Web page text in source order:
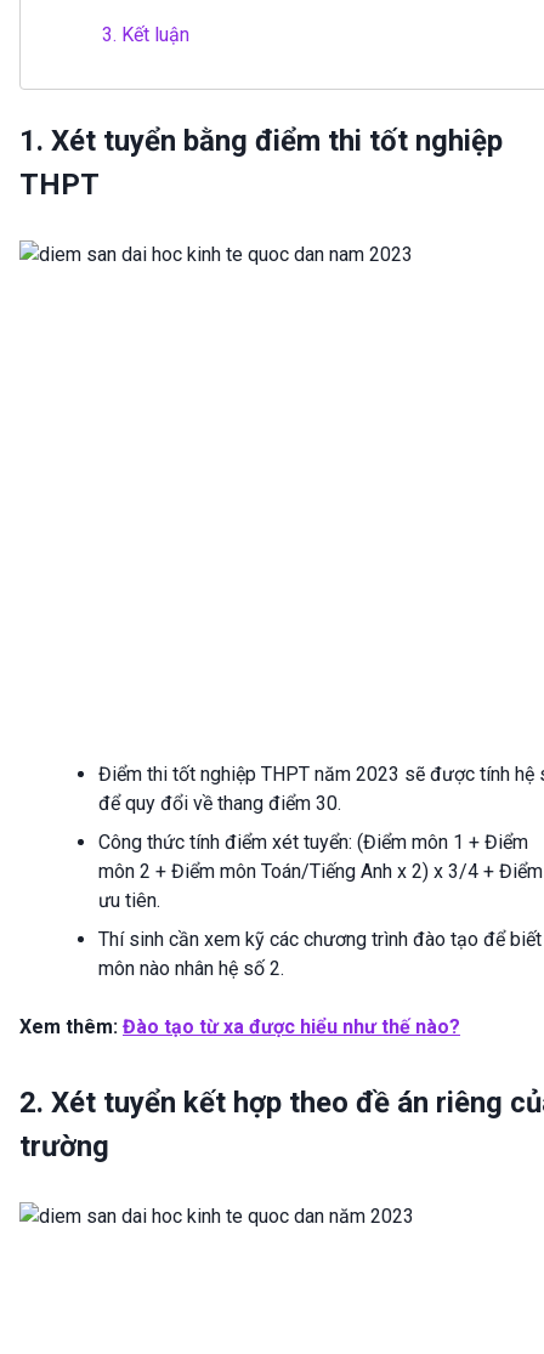
3. Kết luận
1. Xét tuyển bằng điểm thi tốt nghiệp
THPT
Điểm thi tốt nghiệp THPT năm 2023 sẽ được tính hệ
để quy đổi về thang điểm 30.
Công thức tính điểm xét tuyển: (Điểm môn 1 + Điểm
môn 2 + Điểm môn Toán/Tiếng Anh x 2) x 3/4 + Điểm
ưu tiên.
Thí sinh cần xem kỹ các chương trình đào tạo để biết
môn nào nhân hệ số 2.
Xem thêm: Đào tạo từ xa được hiểu như thế nào?
2. Xét tuyển kết hợp theo đề án riêng
trường